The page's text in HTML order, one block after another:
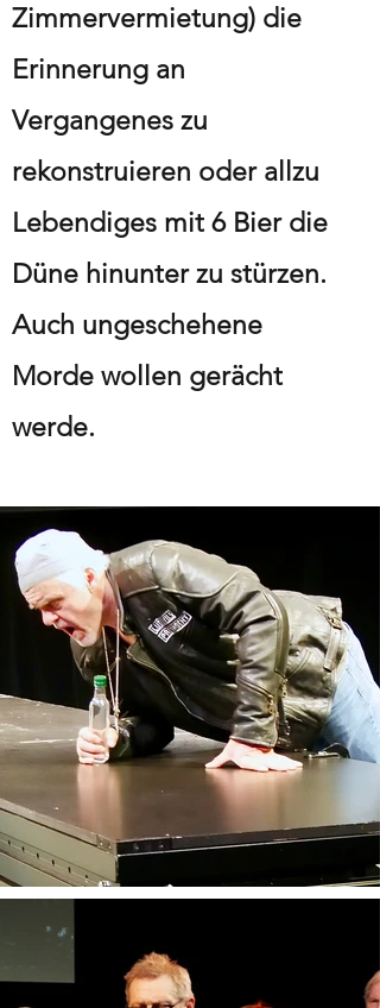
Zimmervermietung) die
Erinnerung an
Vergangenes zu
rekonstruieren oder allzu
Lebendiges mit 6 Bier die
Düne hinunter zu stürzen.
Auch ungeschehene
Morde wollen gerächt
werde.